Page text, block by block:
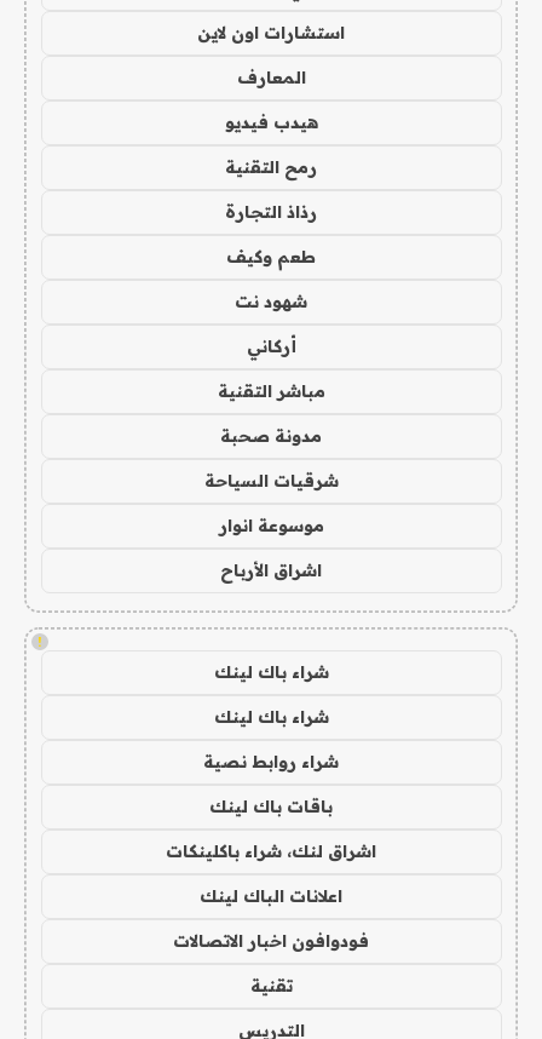
استشارات اون لاين
المعارف
هيدب فيديو
رمح التقنية
رذاذ التجارة
طعم وكيف
شهود نت
أركاني
مباشر التقنية
مدونة صحبة
شرقيات السياحة
موسوعة انوار
اشراق الأرباح
!
شراء باك لينك
شراء باك لينك
شراء روابط نصية
باقات باك لينك
اشراق لنك، شراء باكلينكات
اعلانات الباك لينك
فودوافون اخبار الاتصالات
تقنية
التدريس